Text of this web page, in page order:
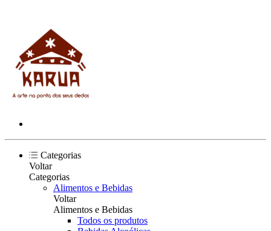
Categorias
Voltar
Categorias
Alimentos e Bebidas
Voltar
Alimentos e Bebidas
Todos os produtos